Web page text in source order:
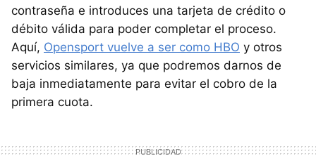
contraseña e introduces una tarjeta de crédito o
débito válida para poder completar el proceso.
Aquí, Opensport vuelve a ser como HBO y otros
servicios similares, ya que podremos darnos de
baja inmediatamente para evitar el cobro de la
primera cuota.